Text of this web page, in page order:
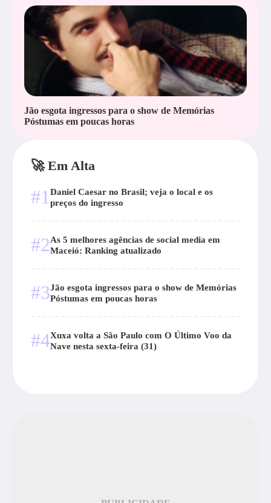
Jão esgota ingressos para o show de Memórias
Póstumas em poucas horas
🚀 Em Alta
#1 Daniel Caesar no Brasil; veja o local e os
preços do ingresso
#2As 5 melhores agências de social media em
Maceió: Ranking atualizado
#3Jão esgota ingressos para o show de Memórias
Póstumas em poucas horas
#4Xuxa volta a São Paulo com O Último Voo da
Nave nesta sexta-feira (31)